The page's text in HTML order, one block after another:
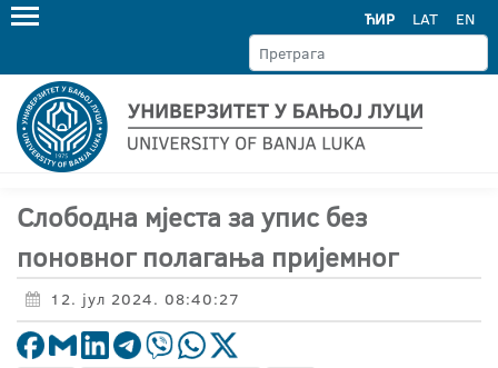
ЋИР LAT EN
Слободна мјеста за упис без
поновног полагања пријемног
12. јул 2024. 08:40:27